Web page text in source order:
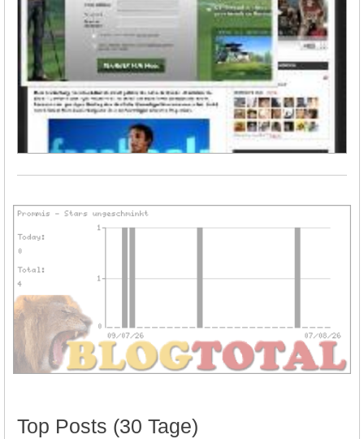
Top Posts (30 Tage)